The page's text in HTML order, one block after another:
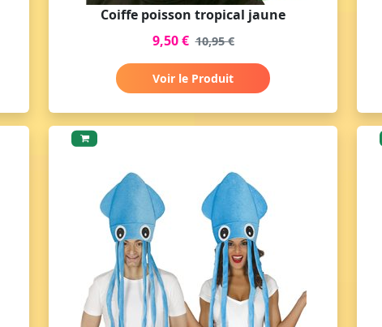
Coiffe poisson tropical jaune
9,50 € 10,95 €
Voir le Produit